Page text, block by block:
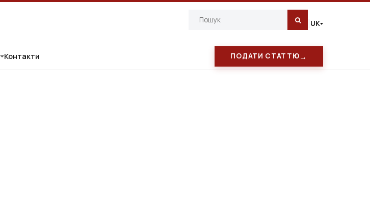
UK
Контакти ПОДАТИ СТАТТЮ→